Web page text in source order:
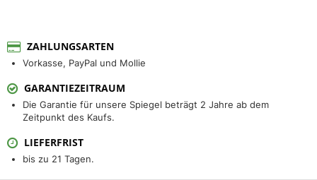
ZAHLUNGSARTEN
Vorkasse, PayPal und Mollie
GARANTIEZEITRAUM
Die Garantie für unsere Spiegel beträgt 2 Jahre ab dem
Zeitpunkt des Kaufs.
LIEFERFRIST
bis zu 21 Tagen.